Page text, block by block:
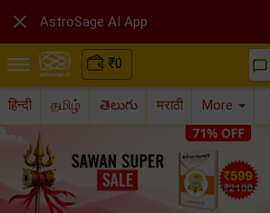
₹0 chat_bubble_outline
हिन्दी தமிழ் తెలుగు मराठी More
 AstroSage AI App